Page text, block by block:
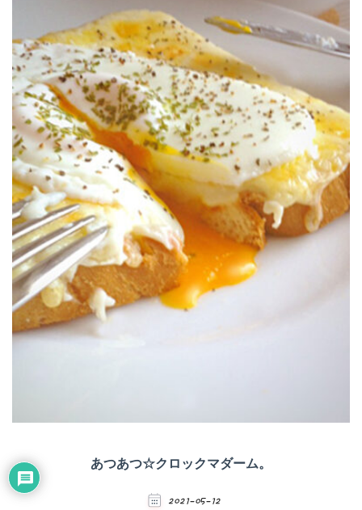
あつあつ☆クロックマダーム。
2021-05-12